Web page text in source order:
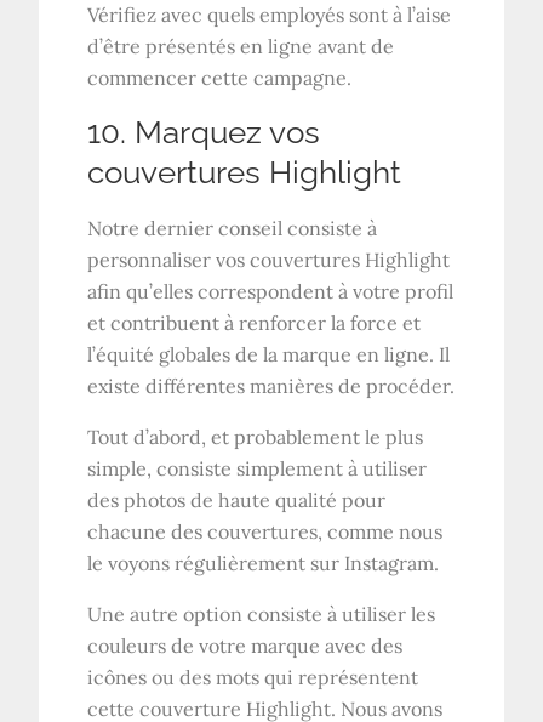
Vérifiez avec quels employés sont à l’aise
d’être présentés en ligne avant de
commencer cette campagne.
10. Marquez vos
couvertures Highlight
Notre dernier conseil consiste à
personnaliser vos couvertures Highlight
afin qu’elles correspondent à votre profil
et contribuent à renforcer la force et
l’équité globales de la marque en ligne. Il
existe différentes manières de procéder.
Tout d’abord, et probablement le plus
simple, consiste simplement à utiliser
des photos de haute qualité pour
chacune des couvertures, comme nous
le voyons régulièrement sur Instagram.
Une autre option consiste à utiliser les
couleurs de votre marque avec des
icônes ou des mots qui représentent
cette couverture Highlight. Nous avons